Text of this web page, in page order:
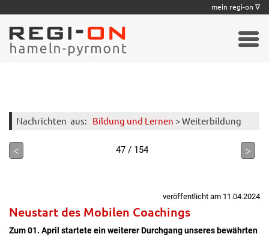
Nachrichten aus: Bildung und Lernen > Weiterbildung
< 47 / 154 >
veröffentlicht am 11.04.2024
Neustart des Mobilen Coachings
Zum 01. April startete ein weiterer Durchgang unseres bewährten
mein regi-on ∇